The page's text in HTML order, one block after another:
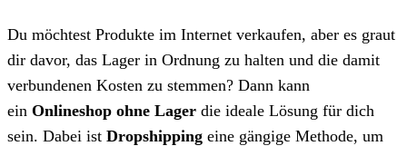
Du möchtest Produkte im Internet verkaufen, aber es graut
dir davor, das Lager in Ordnung zu halten und die damit
verbundenen Kosten zu stemmen? Dann kann
ein Onlineshop ohne Lager die ideale Lösung für dich
sein. Dabei ist Dropshipping eine gängige Methode, um